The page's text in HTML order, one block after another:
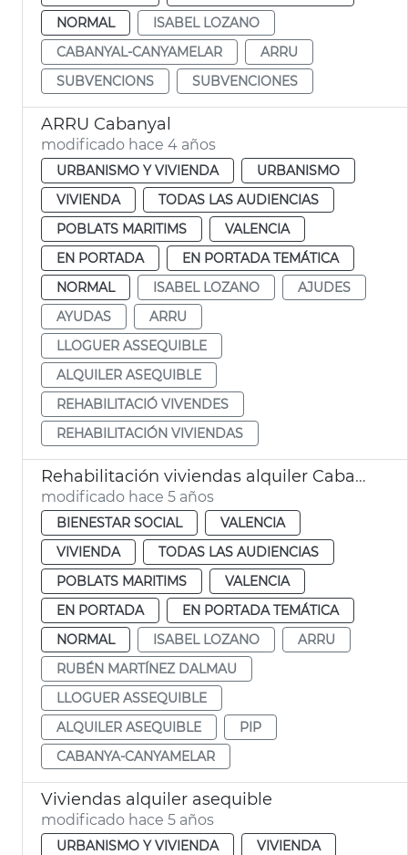
NORMAL
ISABEL LOZANO
CABANYAL-CANYAMELAR
ARRU
SUBVENCIONS
SUBVENCIONES
ARRU Cabanyal
modificado hace 4 años
URBANISMO Y VIVIENDA
URBANISMO
VIVIENDA
TODAS LAS AUDIENCIAS
POBLATS MARITIMS
VALENCIA
EN PORTADA
EN PORTADA TEMÁTICA
NORMAL
ISABEL LOZANO
AJUDES
AYUDAS
ARRU
LLOGUER ASSEQUIBLE
ALQUILER ASEQUIBLE
REHABILITACIÓ VIVENDES
REHABILITACIÓN VIVIENDAS
Rehabilitación viviendas alquiler Cabanyal
modificado hace 5 años
BIENESTAR SOCIAL
VALENCIA
VIVIENDA
TODAS LAS AUDIENCIAS
POBLATS MARITIMS
VALENCIA
EN PORTADA
EN PORTADA TEMÁTICA
NORMAL
ISABEL LOZANO
ARRU
RUBÉN MARTÍNEZ DALMAU
LLOGUER ASSEQUIBLE
ALQUILER ASEQUIBLE
PIP
CABANYA-CANYAMELAR
Viviendas alquiler asequible
modificado hace 5 años
URBANISMO Y VIVIENDA
VIVIENDA